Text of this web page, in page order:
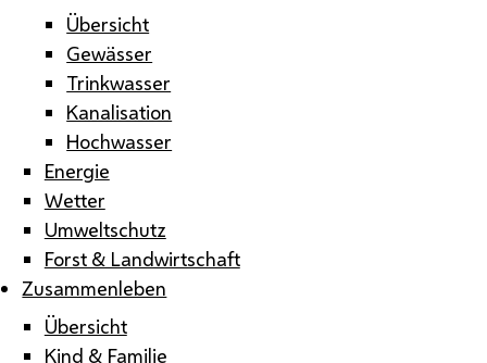
Übersicht
Gewässer
Trinkwasser
Kanalisation
Hochwasser
Energie
Wetter
Umweltschutz
Forst & Landwirtschaft
Zusammenleben
Übersicht
Kind & Familie